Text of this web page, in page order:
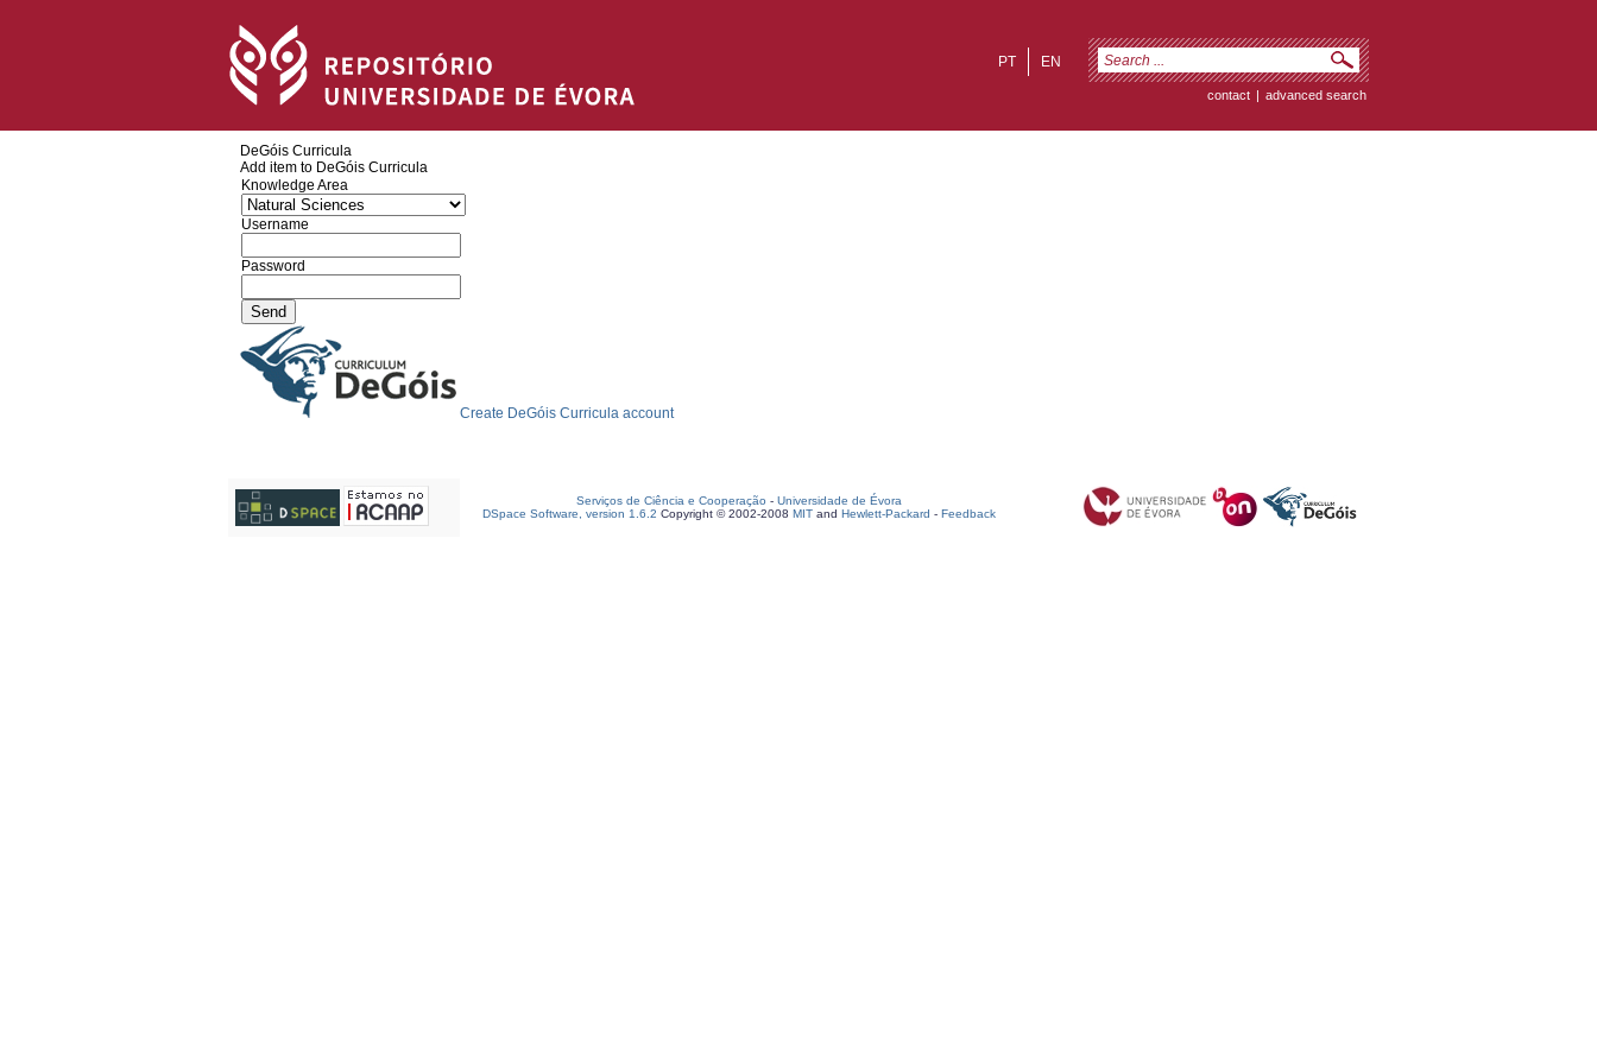
EN
PT
contact | advanced search
DeGóis Curricula
Add item to DeGóis Curricula
Knowledge Area
Username
Password
Create DeGóis Curricula account
Serviços de Ciência e Cooperação - Universidade de Évora
DSpace Software, version 1.6.2 Copyright © 2002-2008 MIT and Hewlett-Packard - Feedback